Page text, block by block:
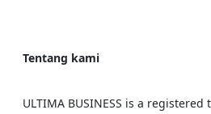
Tentang kami
ULTIMA BUSINESS is a